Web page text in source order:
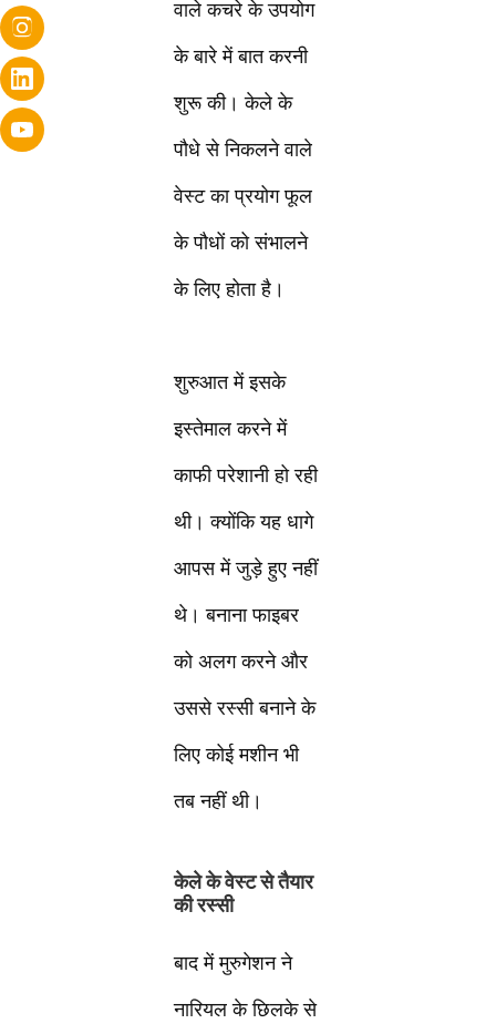
वाले कचरे के उपयोग
के बारे में बात करनी
शुरू की। केले के
पौधे से निकलने वाले
वेस्ट का प्रयोग फूल
के पौधों को संभालने
के लिए होता है।
शुरुआत में इसके
इस्तेमाल करने में
काफी परेशानी हो रही
थी। क्योंकि यह धागे
आपस में जुड़े हुए नहीं
थे। बनाना फाइबर
को अलग करने और
उससे रस्सी बनाने के
लिए कोई मशीन भी
तब नहीं थी।
केले के वेस्ट से तैयार
की रस्सी
बाद में मुरुगेशन ने
नारियल के छिलके से